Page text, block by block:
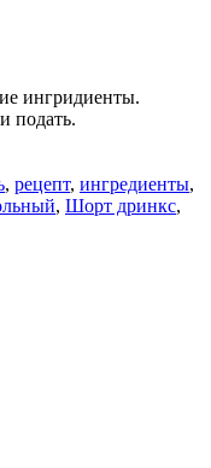
ингридиенты.
подать.
, рецепт, ингредиенты,
, Шорт дринкс,